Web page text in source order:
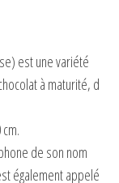
est une variété
à maturité, d
de son nom
également appelé